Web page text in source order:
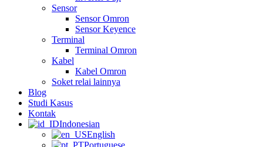
Sensor
Sensor Omron
Sensor Keyence
Terminal
Terminal Omron
Kabel
Kabel Omron
Soket relai lainnya
Blog
Studi Kasus
Kontak
Indonesian
English
Portuguese